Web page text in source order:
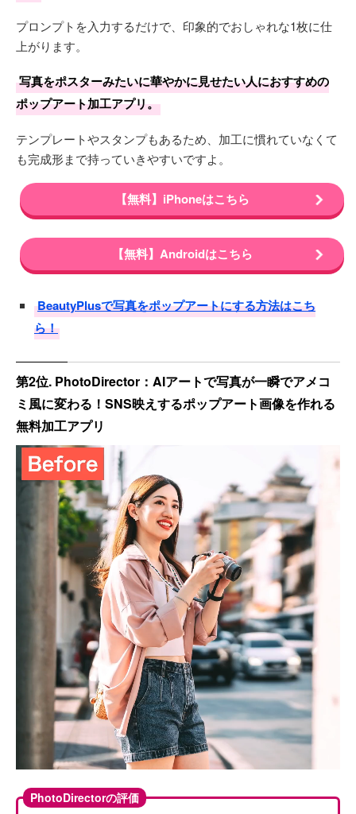
プロンプトを入力するだけで、印象的でおしゃれな1枚に仕
上がります。
写真をポスターみたいに華やかに見せたい人におすすめの
ポップアート加工アプリ。
テンプレートやスタンプもあるため、加工に慣れていなくて
も完成形まで持っていきやすいですよ。
【無料】iPhoneはこちら
【無料】Androidはこちら
BeautyPlusで写真をポップアートにする方法はこち
ら！
第2位. PhotoDirector：AIアートで写真が一瞬でアメコ
ミ風に変わる！SNS映えするポップアート画像を作れる
無料加工アプリ
PhotoDirectorの評価